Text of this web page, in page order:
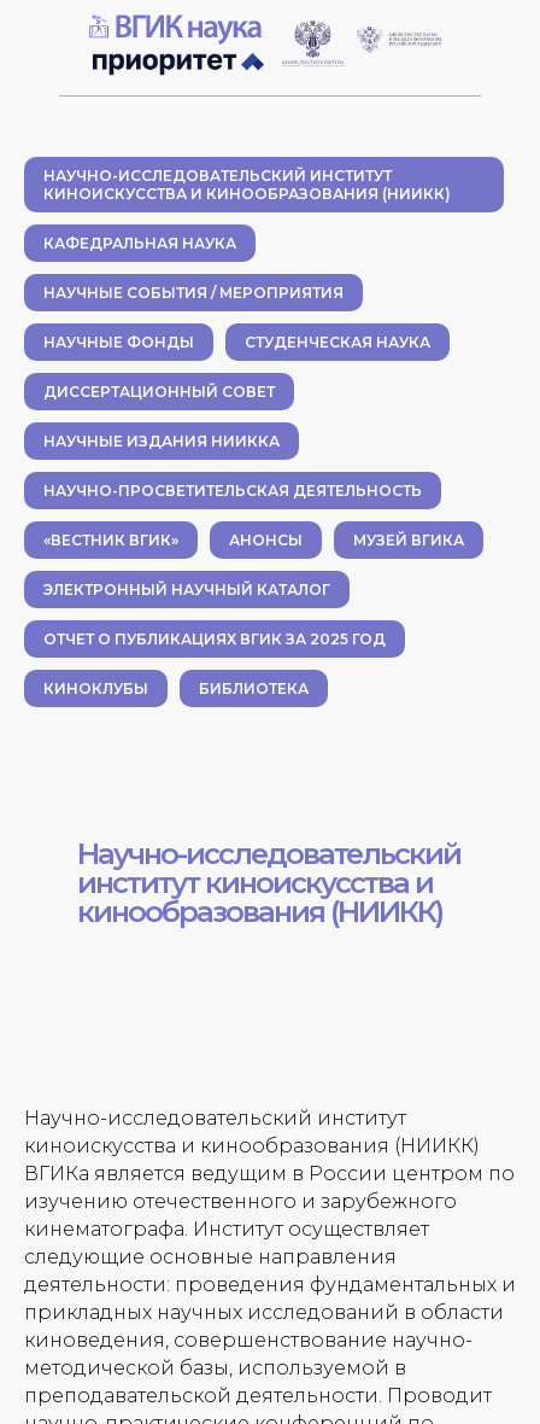
НАУЧНО-ИССЛЕДОВАТЕЛЬСКИЙ ИНСТИТУТ
КИНОИСКУССТВА И КИНООБРАЗОВАНИЯ (НИИКК)
КАФЕДРАЛЬНАЯ НАУКА
НАУЧНЫЕ СОБЫТИЯ / МЕРОПРИЯТИЯ
НАУЧНЫЕ ФОНДЫ СТУДЕНЧЕСКАЯ НАУКА
ДИССЕРТАЦИОННЫЙ СОВЕТ
НАУЧНЫЕ ИЗДАНИЯ НИИККА
НАУЧНО-ПРОСВЕТИТЕЛЬСКАЯ ДЕЯТЕЛЬНОСТЬ
«ВЕСТНИК ВГИК» АНОНСЫ МУЗЕЙ ВГИКА
ЭЛЕКТРОННЫЙ НАУЧНЫЙ КАТАЛОГ
ОТЧЕТ О ПУБЛИКАЦИЯХ ВГИК ЗА 2025 ГОД
КИНОКЛУБЫ БИБЛИОТЕКА
Научно-исследовательский
институт киноискусства и
кинообразования (НИИКК)
Научно-исследовательский институт
киноискусства и кинообразования (НИИКК)
ВГИКа является ведущим в России центром по
изучению отечественного и зарубежного
кинематографа. Институт осуществляет
следующие основные направления
деятельности: проведения фундаментальных и
прикладных научных исследований в области
киноведения, совершенствование научно-
методической базы, используемой в
преподавательской деятельности. Проводит